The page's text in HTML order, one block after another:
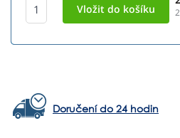
Doručení do 24 hodin